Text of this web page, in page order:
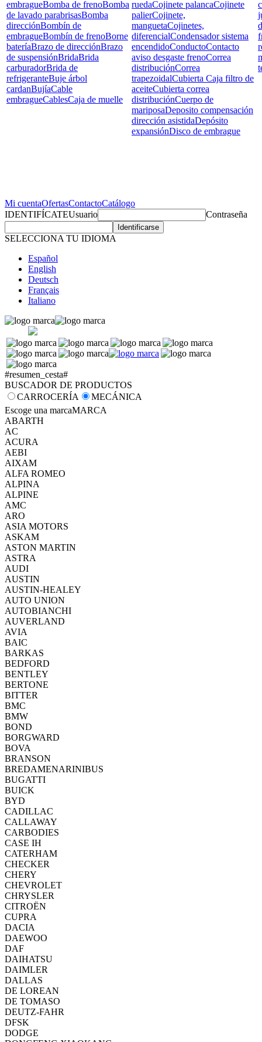
embragueBomba de frenoBomba
de lavado parabrisasBomba
direcciónBombín de
embragueBombín de frenoBorne
bateríaBrazo de direcciónBrazo
de suspensiónBridaBrida
carburadorBrida de
refrigeranteBuje árbol
cardanBujíaCable
embragueCablesCaja de muelle
ruedaCojinete palancaCojinete
palierCojinete,
manguetaCojinetes,
diferencialCondensador sistema
encendidoConductoContacto
aviso desgaste frenoCorrea
distribuciónCorrea
trapezoidalCubierta Caja filtro de
aceiteCubierta correa
distribuciónCuerpo de
mariposaDeposito compensación
dirección asistidaDepósito
expansiónDisco de embrague
Mi cuentaOfertasContactoCatálogo
IDENTIFÍCATEUsuario Contraseña
SELECCIONA TU IDIOMA
Español
English
Deutsch
Français
Italiano
#resumen_cesta#
BUSCADOR DE PRODUCTOS
CARROCERÍA
MECÁNICA
Escoge una marcaMARCA
ABARTH
AC
ACURA
AEBI
AIXAM
ALFA ROMEO
ALPINA
ALPINE
AMC
ARO
ASIA MOTORS
ASKAM
ASTON MARTIN
ASTRA
AUDI
AUSTIN
AUSTIN-HEALEY
AUTO UNION
AUTOBIANCHI
AUVERLAND
AVIA
BAIC
BARKAS
BEDFORD
BENTLEY
BERTONE
BITTER
BMC
BMW
BOND
BORGWARD
BOVA
BRANSON
BREDAMENARINIBUS
BUGATTI
BUICK
BYD
CADILLAC
CALLAWAY
CARBODIES
CASE IH
CATERHAM
CHECKER
CHERY
CHEVROLET
CHRYSLER
CITROËN
CUPRA
DACIA
DAEWOO
DAF
DAIHATSU
DAIMLER
DALLAS
DE LOREAN
DE TOMASO
DEUTZ-FAHR
DFSK
DODGE